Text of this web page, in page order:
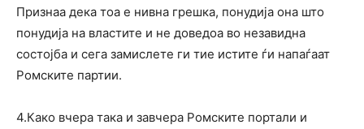
Признаа дека тоа е нивна грешка, понудија она што
понудија на властите и не доведоа во незавидна
состојба и сега замислете ги тие истите ѓи напаѓаат
Ромските партии.
4.Како вчера така и завчера Ромските портали и